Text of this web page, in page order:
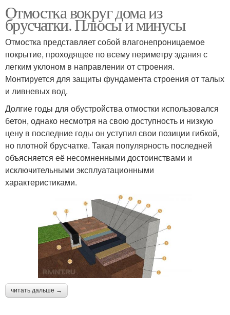
Отмостка вокруг дома из
брусчатки. Плюсы и минусы
Отмостка представляет собой влагонепроницаемое
покрытие, проходящее по всему периметру здания с
легким уклоном в направлении от строения.
Монтируется для защиты фундамента строения от талых
и ливневых вод.
Долгие годы для обустройства отмостки использовался
бетон, однако несмотря на свою доступность и низкую
цену в последние годы он уступил свои позиции гибкой,
но плотной брусчатке. Такая популярность последней
объясняется её несомненными достоинствами и
исключительными эксплуатационными
характеристиками.
читать дальше →